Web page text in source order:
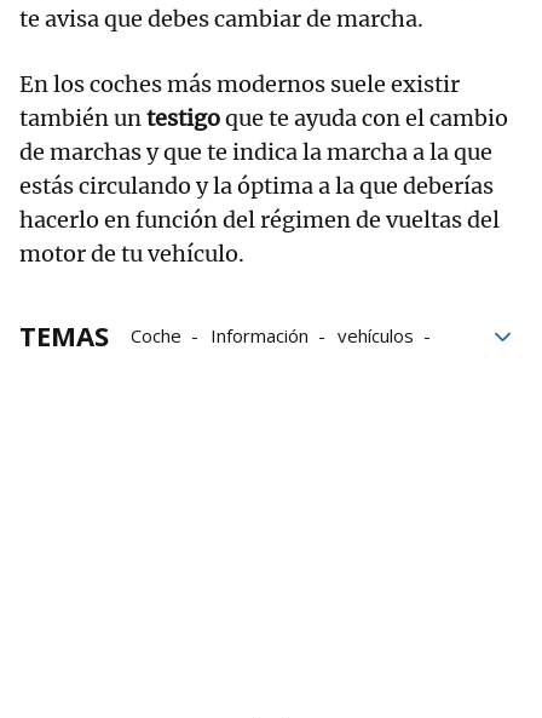
te avisa que debes cambiar de marcha.
En los coches más modernos suele existir
también untestigoque te ayuda con el cambio
de marchas y que te indica la marcha a la que
estás circulando y la óptima a la que deberías
hacerlo en función del régimen de vueltas del
motor de tu vehículo.
TEMAS Coche Información
vehículos